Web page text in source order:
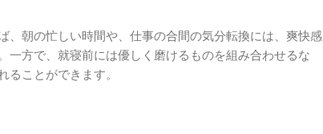
朝の忙しい時間や、仕事の合間の気分転換には、爽快感
方で、就寝前には優しく磨けるものを組み合わせるな
ことができます。